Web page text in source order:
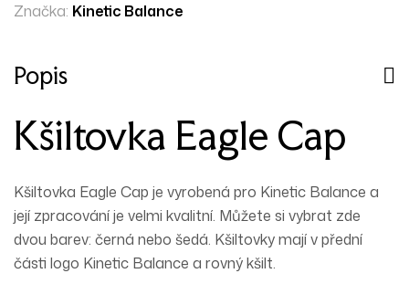
Značka: Kinetic Balance
Popis
Kšiltovka Eagle Cap
Kšiltovka Eagle Cap je vyrobená pro Kinetic Balance a
její zpracování je velmi kvalitní. Můžete si vybrat zde
dvou barev: černá nebo šedá. Kšiltovky mají v přední
části logo Kinetic Balance a rovný kšilt.